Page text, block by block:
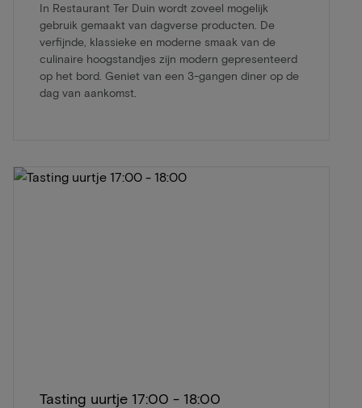
In Restaurant Ter Duin wordt zoveel mogelijk
gebruik gemaakt van dagverse producten. De
verfijnde, klassieke en moderne smaak van de
culinaire hoogstandjes zijn modern gepresenteerd
op het bord. Geniet van een 3-gangen diner op de
dag van aankomst.
Tasting uurtje 17:00 - 18:00